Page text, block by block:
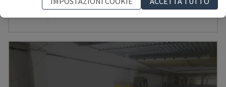
HYPERTHERM - MACCHINE PER IL TAGLIO AL PLASMA